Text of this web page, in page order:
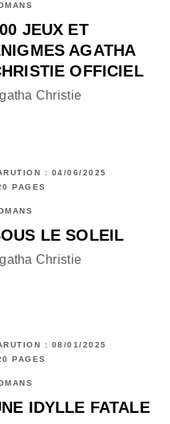
JEUX ET
AGATHA
OFFICIEL
Christie
: 04/06/2025
PAGES
LE SOLEIL
Christie
: 08/01/2025
PAGES
IDYLLE FATALE